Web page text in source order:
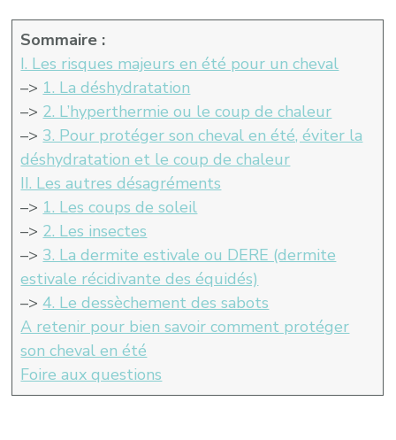
Sommaire :
I. Les risques majeurs en été pour un cheval
–> 1. La déshydratation
–> 2. L’hyperthermie ou le coup de chaleur
–> 3. Pour protéger son cheval en été, éviter la
déshydratation et le coup de chaleur
II. Les autres désagréments
–> 1. Les coups de soleil
–> 2. Les insectes
–> 3. La dermite estivale ou DERE (dermite
estivale récidivante des équidés)
–>4. Le dessèchement des sabots
A retenir pour bien savoir comment protéger
son cheval en été
Foire aux questions